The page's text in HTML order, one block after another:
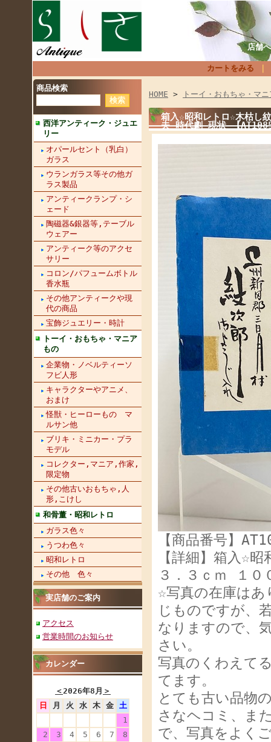
店舗
カートをみる
商品検索
西洋アンティーク・ジュエ
リー
オパールセント（乳白）
ガラス
ウランガラス等その他ガ
ラス製品
アンティークランプ・シ
ェード
陶磁器&銀器等,テーブル
ウェアー
アンティーク等のアクセ
サリー
コロン/パフュームボトル
香水瓶
その他アンティークや現
代の商品
宝飾ジュエリー・時計
トーイ・おもちゃ・マニア
もの
企業物・ノベルティーソ
フビ人形
キャラクターやアニメ、
おまけ
怪獣・ヒーローもの マ
ルサン他
ブリキ・ミニカー・プラ
モデル
コレクター,マニア,作家,
限定物
その他古いおもちゃ,人
形,こけし
和骨董・昭和レトロ
ガラス色々
うつわ色々
昭和レトロ
その他 色々
実店舗のご案内
アクセス
営業時間のお知らせ
カレンダー
＜2026年8月 ＞
日
月 火 水 木 金
土
1
2
3 4 5 6 7
8
HOME > トーイ・おもちゃ・マ
箱入☆昭和レトロ☆木枯し
夫 時代劇 現状 【
【商品番号】
【詳細】箱入☆
３．３ｃｍ １
☆写真の在庫は
じものですが、
なりますので、
さい。
写真のくわえて
てます。
とても古い品物
さなヘコミ、ま
で、写真をよく